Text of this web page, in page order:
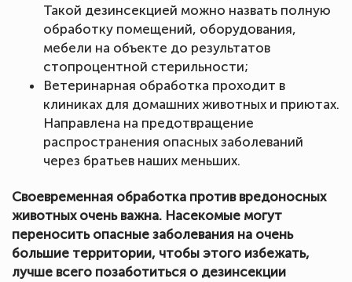
Такой дезинсекцией можно назвать полную
обработку помещений, оборудования,
мебели на объекте до результатов
стопроцентной стерильности;
Ветеринарная обработка проходит в
клиниках для домашних животных и приютах.
Направлена на предотвращение
распространения опасных заболеваний
через братьев наших меньших.
Своевременная обработка против вредоносных
животных очень важна. Насекомые могут
переносить опасные заболевания на очень
большие территории, чтобы этого избежать,
лучше всего позаботиться о дезинсекции